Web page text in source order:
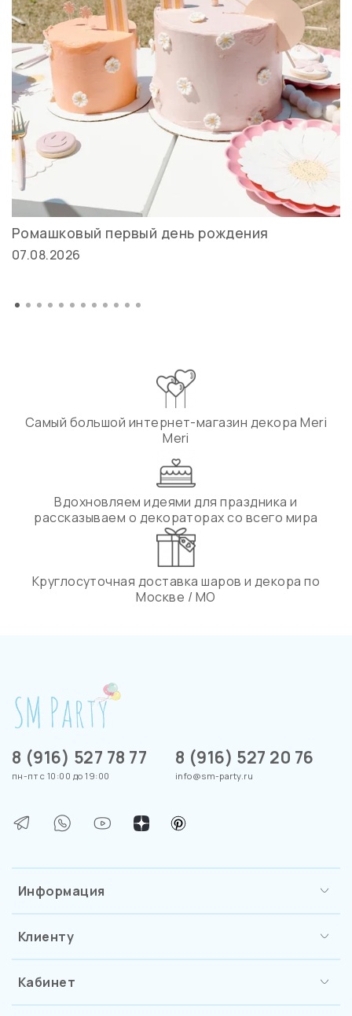
Ромашковый первый день рождения
07.08.2026
Самый большой интернет-магазин декора Meri
Meri
Вдохновляем идеями для праздника и
рассказываем о декораторах со всего мира
Круглосуточная доставка шаров и декора по
Москве / МО
Информация
Клиенту
Кабинет
8 (916) 527 78 77
пн-пт с 10:00 до 19:00
8 (916) 527 20 76
info@sm-party.ru